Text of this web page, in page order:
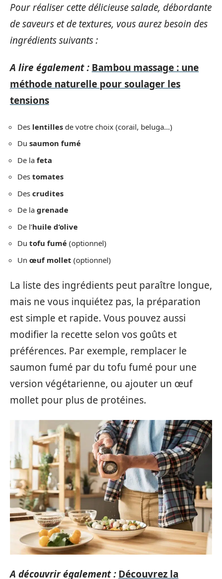
Pour réaliser cette délicieuse salade, débordante
de saveurs et de textures, vous aurez besoin des
ingrédients suivants :
A lire également : Bambou massage : une
méthode naturelle pour soulager les
tensions
Des lentilles de votre choix (corail, beluga…)
Du saumon fumé
De la feta
Des tomates
Des crudites
De la grenade
De l’huile d’olive
Du tofu fumé (optionnel)
Un œuf mollet (optionnel)
La liste des ingrédients peut paraître longue,
mais ne vous inquiétez pas, la préparation
est simple et rapide. Vous pouvez aussi
modifier la recette selon vos goûts et
préférences. Par exemple, remplacer le
saumon fumé par du tofu fumé pour une
version végétarienne, ou ajouter un œuf
mollet pour plus de protéines.
A découvrir également : Découvrez la